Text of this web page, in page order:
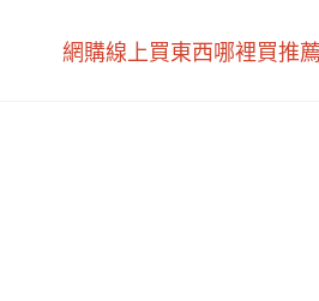
網購線上買東西哪裡買推薦